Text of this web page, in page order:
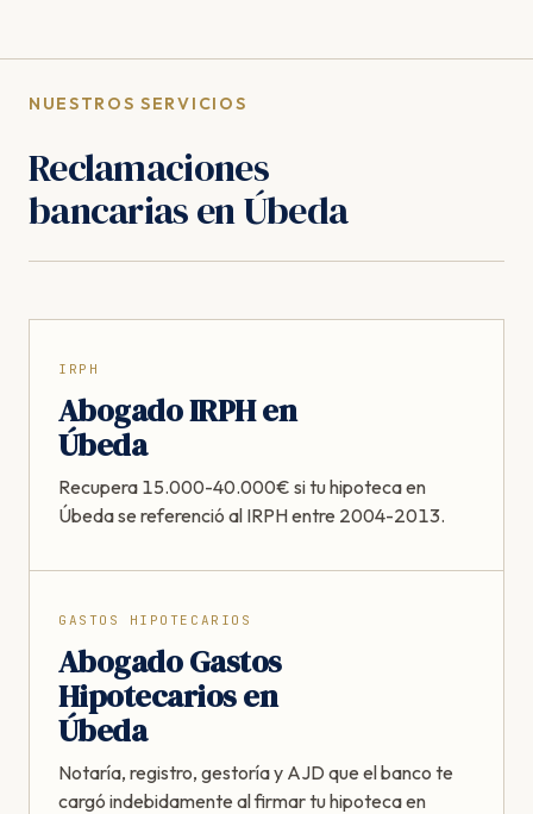
NUESTROS SERVICIOS
Reclamaciones
bancarias en Úbeda
IRPH
Abogado IRPH en
Úbeda
Recupera 15.000-40.000€ si tu hipoteca en
Úbeda se referenció al IRPH entre 2004-2013.
GASTOS HIPOTECARIOS
Abogado Gastos
Hipotecarios en
Úbeda
Notaría, registro, gestoría y AJD que el banco te
cargó indebidamente al firmar tu hipoteca en